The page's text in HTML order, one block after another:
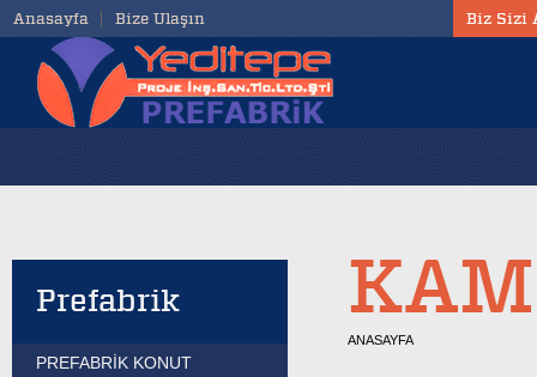
Biz Sizi
Anasayfa Bize Ulaşın
Prefabrik
PREFABRİK KONUT
ANASAYFA